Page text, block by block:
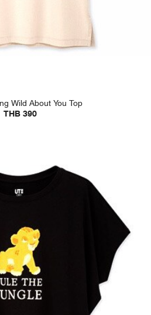
Wild About You Top
THB 390